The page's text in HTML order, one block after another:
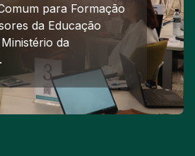
para Formação
da Educação
da